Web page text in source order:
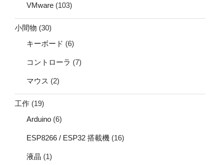
VMware (103)
小間物 (30)
キーボード (6)
コントローラ (7)
マウス (2)
工作 (19)
Arduino (6)
ESP8266 / ESP32 搭載機 (16)
液晶 (1)